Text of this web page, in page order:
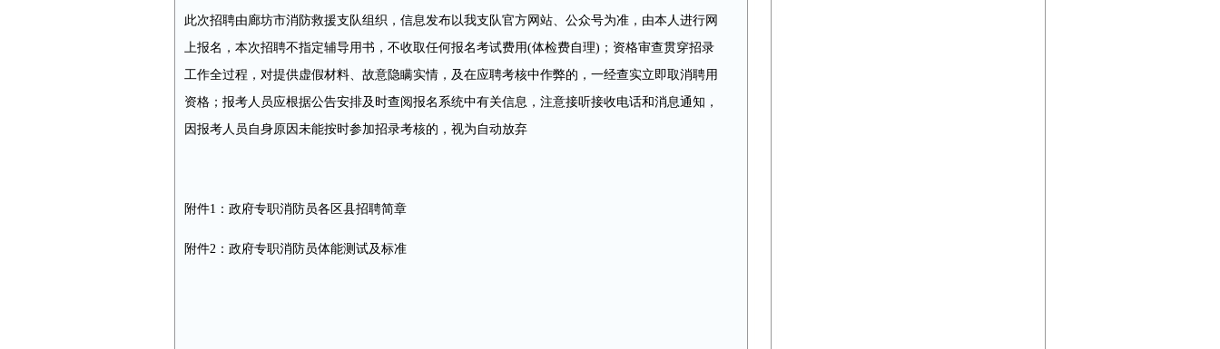
此次招聘由廊坊市消防救援支队组织，信息发布以我支队官方网站、公众号为准，由本人进行网
上报名，本次招聘不指定辅导用书，不收取任何报名考试费用(体检费自理)；资格审查贯穿招录
工作全过程，对提供虚假材料、故意隐瞒实情，及在应聘考核中作弊的，一经查实立即取消聘用
资格；报考人员应根据公告安排及时查阅报名系统中有关信息，注意接听接收电话和消息通知，
因报考人员自身原因未能按时参加招录考核的，视为自动放弃
附件1：政府专职消防员各区县招聘简章
附件2：政府专职消防员体能测试及标准